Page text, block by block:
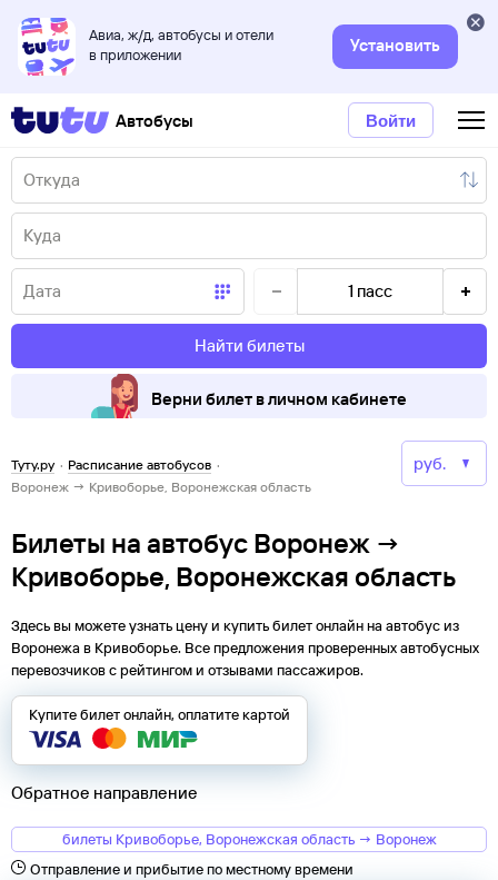
Авиа, ж/д, автобусы и отели
в приложении
Установить
Автобусы Войти
1 пасс
Найти билеты
Верни билет в личном кабинете
Туту.ру · Расписание автобусов ·
Воронеж → Кривоборье, Воронежская область
Билеты на автобус Воронеж →
Кривоборье, Воронежская область
Здесь вы можете узнать цену и купить билет онлайн на автобус из
Воронежав Кривоборье. Все предложения проверенных автобусных
перевозчиков с рейтингом и отзывами пассажиров.
Купите билет онлайн, оплатите картой
Обратное направление
билеты Кривоборье, Воронежская область → Воронеж
Отправление и прибытие по местному времени